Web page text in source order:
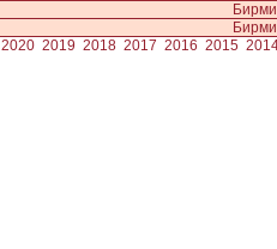
2020 2019 2018 2017 2016 2015